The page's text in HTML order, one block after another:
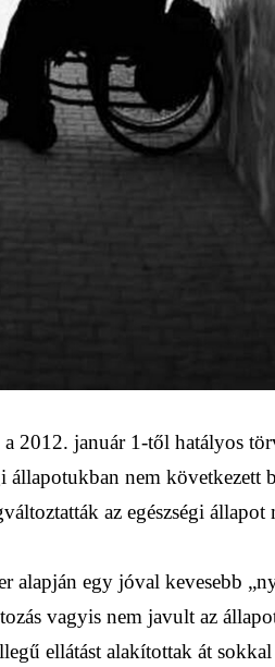
2012. január 1-től hatályos
állapotukban nem következett
az egészségi állapot
alapján egy jóval kevesebb
vagyis nem javult az
ellátást alakítottak át